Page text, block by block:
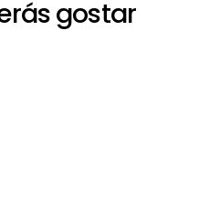
gostar